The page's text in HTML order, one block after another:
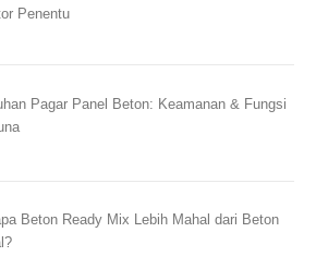
Penentu
Pagar Panel Beton: Keamanan & Fungsi
Beton Ready Mix Lebih Mahal dari Beton